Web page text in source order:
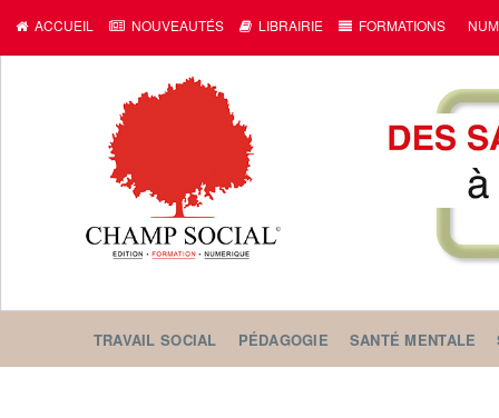
ACCUEIL NOUVEAUTÉS LIBRAIRIE FORMATIONS
TRAVAIL SOCIAL PÉDAGOGIE SANTÉ MENTALE